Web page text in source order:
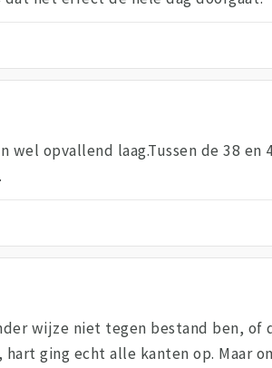
wel opvallend laag.Tussen de 38
wijze niet tegen bestand ben,
ging echt alle kanten op. Maar